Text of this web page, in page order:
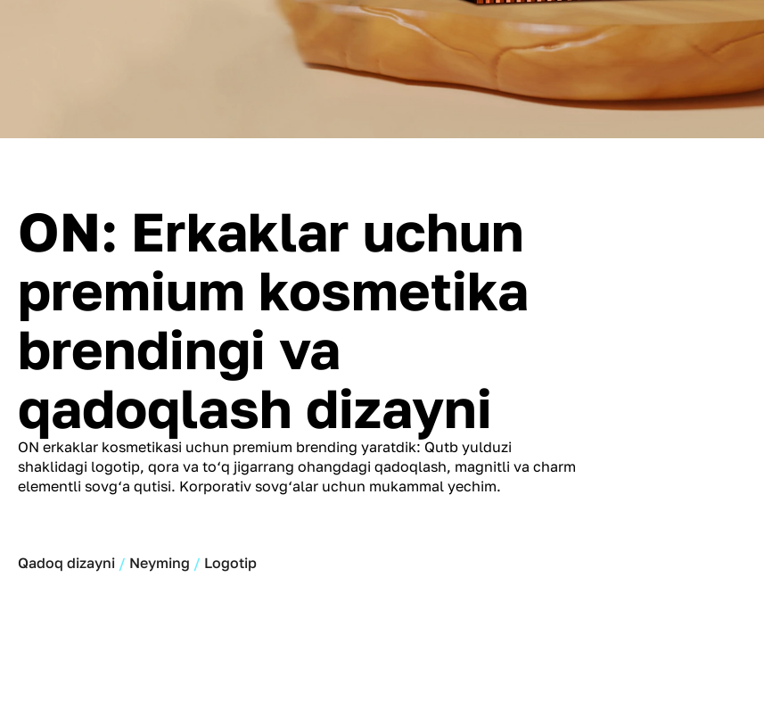
ON: Erkaklar uchun
premium kosmetika
brendingi va
qadoqlash dizayni
ON erkaklar kosmetikasi uchun premium brending yaratdik: Qutb yulduzi
shaklidagi logotip, qora va to‘q jigarrang ohangdagi qadoqlash, magnitli va charm
elementli sovg‘a qutisi. Korporativ sovg‘alar uchun mukammal yechim.
Qadoq dizayni Neyming Logotip